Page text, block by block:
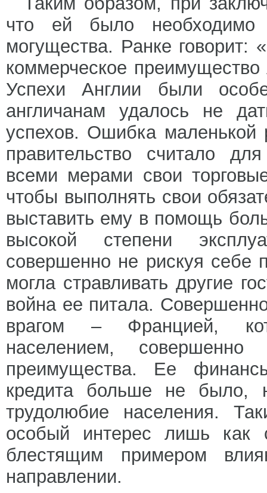
что ей было необходимо
могущества. Ранке говорит:
коммерческое
Успехи Англии были
англичанам удалось не
успехов. Ошибка маленькой
правительство считало
всеми мерами свои
чтобы выполнять свои
выставить ему в помощь
высокой степени
совершенно не рискуя себе
могла стравливать другие
война ее питала.
врагом – Францией,
населением,
преимущества. Ее
кредита больше не было,
трудолюбие населения.
особый интерес лишь как
блестящим примером
направлении.